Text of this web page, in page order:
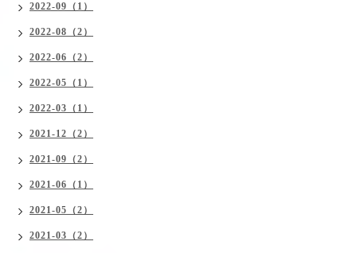
2022-09（1）
2022-08（2）
2022-06（2）
2022-05（1）
2022-03（1）
2021-12（2）
2021-09（2）
2021-06（1）
2021-05（2）
2021-03（2）